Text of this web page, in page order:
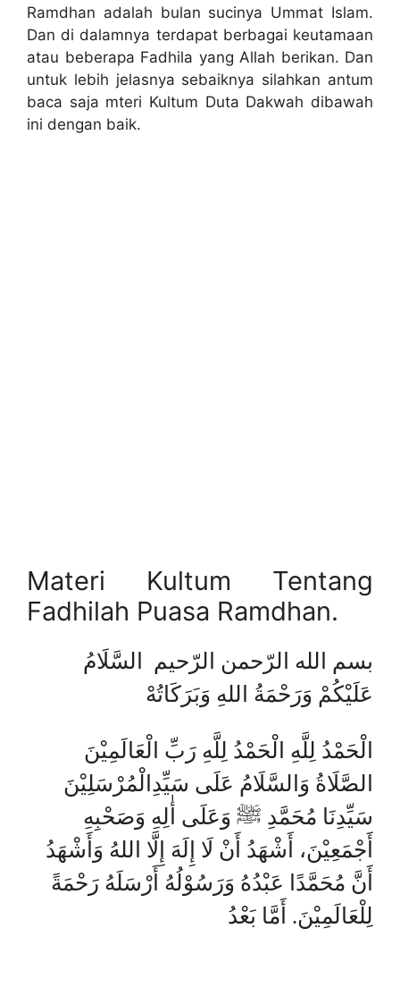
Ramdhan adalah bulan sucinya Ummat Islam.
Dan di dalamnya terdapat berbagai keutamaan
atau beberapa Fadhila yang Allah berikan. Dan
untuk lebih jelasnya sebaiknya silahkan antum
baca saja mteri Kultum Duta Dakwah dibawah
ini dengan baik.
Materi Kultum Tentang
Fadhilah Puasa Ramdhan.
بسم الله الرّحمن الرّحيم السَّلَامُ
عَلَيْكُمْ وَرَحْمَةُ اللهِ وَبَرَكَاتُهْ
الْحَمْدُ لِلَّهِ الْحَمْدُ لِلَّهِ رَبِّ الْعَالَمِيْنَ
الصَّلَاةُ وَالسَّلَامُ عَلَى سَيِّدِالْمُرْسَلِيْنَ
سَيِّدِنَا مُحَمَّدِ ﷺ وَعَلَى أٰلِهِ وَصَحْبِهِ
أَجْمَعِيْنَ، أَشْهَدُ أَنْ لَا إِلَهَ إِلَّا اللهُ وَأَشْهَدُ
أَنَّ مُحَمَّدًا عَبْدُهُ وَرَسُوْلُهُ أَرْسَلَهُ رَحْمَةً
لِلْعَالَمِيْنَ. أَمَّا بَعْدُ